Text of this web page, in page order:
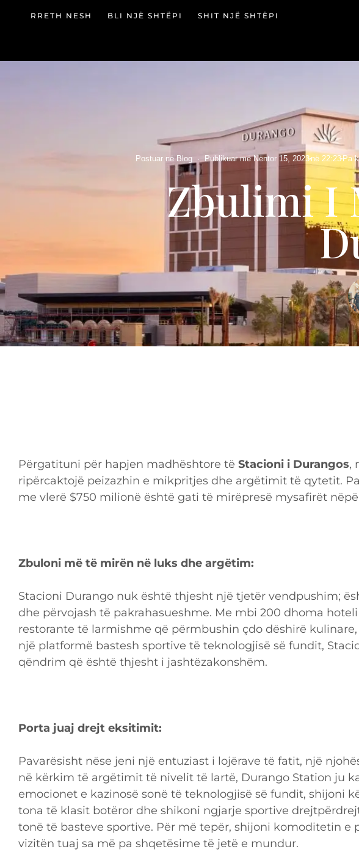
RRETH NESH BLI NJË SHTËPI SHIT NJË SHTËPI
Postuar në Blog · Publikuar mëNëntor 15, 2023 në 22:23Pa
Zbulimi I
Përgatituni për hapjen madhështore të Stacioni i Durangos,
ripërcaktojë peizazhin e mikpritjes dhe argëtimit të qytetit.
me vlerë $750 milionë është gati të mirëpresë mysafirët
Zbuloni më të mirën në luks dhe argëtim:
Stacioni Durango nuk është thjesht një tjetër vendpushim;
dhe përvojash të pakrahasueshme. Me mbi 200 dhoma
restorante të larmishme që përmbushin çdo dëshirë
një platformë bastesh sportive të teknologjisë së fundit,
qëndrim që është thjesht i jashtëzakonshëm.
Porta juaj drejt eksitimit:
Pavarësisht nëse jeni një entuziast i lojërave të fatit, një
në kërkim të argëtimit të nivelit të lartë, Durango Station ju
emocionet e kazinosë sonë të teknologjisë së fundit, shijoni
tona të klasit botëror dhe shikoni ngjarje sportive
tonë të basteve sportive. Për më tepër, shijoni komoditetin e
vizitën tuaj sa më pa shqetësime të jetë e mundur.